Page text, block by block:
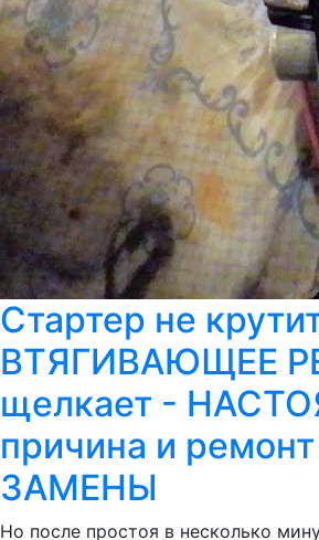
Стартер не
ВТЯГИВАЮЩЕЕ
щелкает -
причина и
ЗАМЕНЫ
Но после простоя в несколько